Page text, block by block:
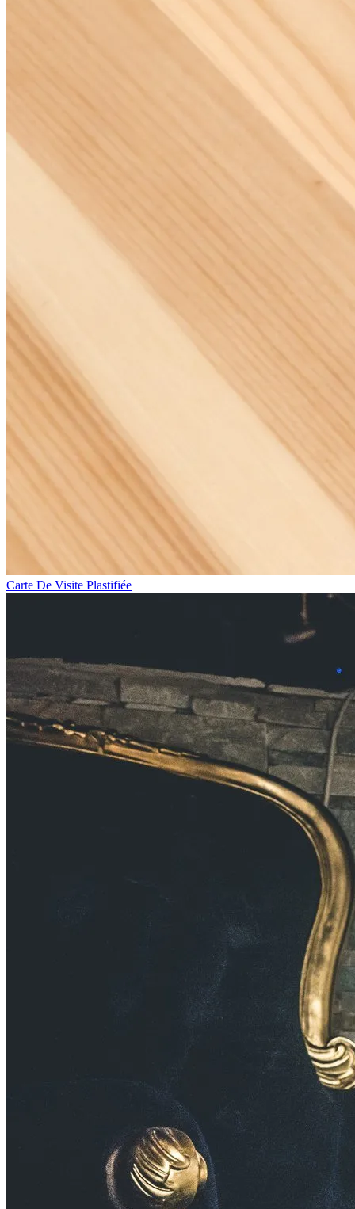
Carte De Visite Plastifiée